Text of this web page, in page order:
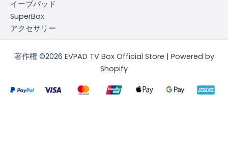
イーブパッド
SuperBox
アクセサリー
著作権 ©2026 EVPAD TV Box Official Store | Powered by
Shopify